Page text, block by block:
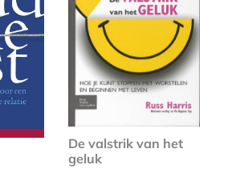
De valstrik van het
geluk